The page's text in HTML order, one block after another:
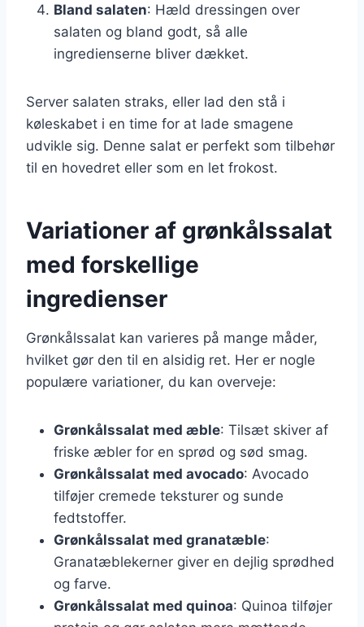
Bland salaten: Hæld dressingen over
salaten og bland godt, så alle
ingredienserne bliver dækket.
Server salaten straks, eller lad den stå i
køleskabet i en time for at lade smagene
udvikle sig. Denne salat er perfekt som tilbehør
til en hovedret eller som en let frokost.
Variationer af grønkålssalat
med forskellige
ingredienser
Grønkålssalat kan varieres på mange måder,
hvilket gør den til en alsidig ret. Her er nogle
populære variationer, du kan overveje:
Grønkålssalat med æble: Tilsæt skiver af
friske æbler for en sprød og sød smag.
Grønkålssalat med avocado: Avocado
tilføjer cremede teksturer og sunde
fedtstoffer.
Grønkålssalat med granatæble:
Granatæblekerner giver en dejlig sprødhed
og farve.
Grønkålssalat med quinoa: Quinoa tilføjer